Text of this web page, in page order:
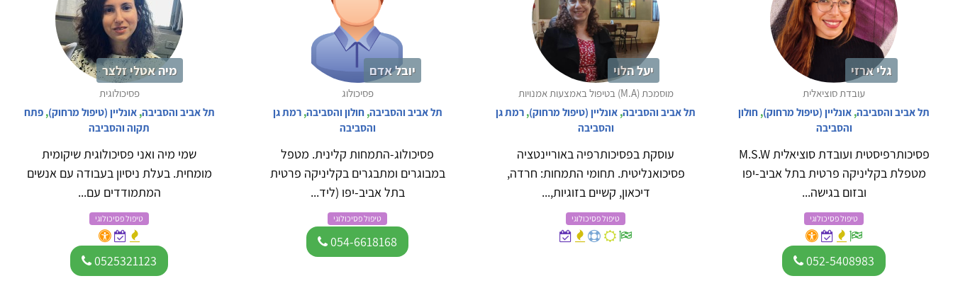
גלי ארזי
עובדת סוציאלית
תל אביב והסביבה, אונליין (טיפול מרחוק), חולון
והסביבה
פסיכותרפיסטית ועובדת סוציאלית M.S.W
מטפלת בקליניקה פרטית בתל אביב-יפו
ובזום בגישה...
טיפול פסיכולוגי
052-5408983
יעל הלוי
מוסמכת (M.A) בטיפול באמצעות אמנויות
תל אביב והסביבה, אונליין (טיפול מרחוק), רמת גן
והסביבה
עוסקת בפסיכותרפיה באוריינטציה
פסיכואנליטית. תחומי התמחות: חרדה,
דיכאון, קשיים בזוגיות,...
טיפול פסיכולוגי
יובל אדם
פסיכולוג
תל אביב והסביבה,חולון והסביבה,רמת גן
והסביבה
פסיכולוג-התמחות קלינית. מטפל
במבוגרים ומתבגרים בקליניקה פרטית
בתל אביב-יפו (ליד...
טיפול פסיכולוגי
054-6618168
מיה אטלי זלצר
פסיכולוגית
תל אביב והסביבה,אונליין (טיפול מרחוק),פתח
תקוה והסביבה
שמי מיה ואני פסיכולוגית שיקומית
מומחית. בעלת ניסיון בעבודה עם אנשים
המתמודדים עם...
טיפול פסיכולוגי
0525321123